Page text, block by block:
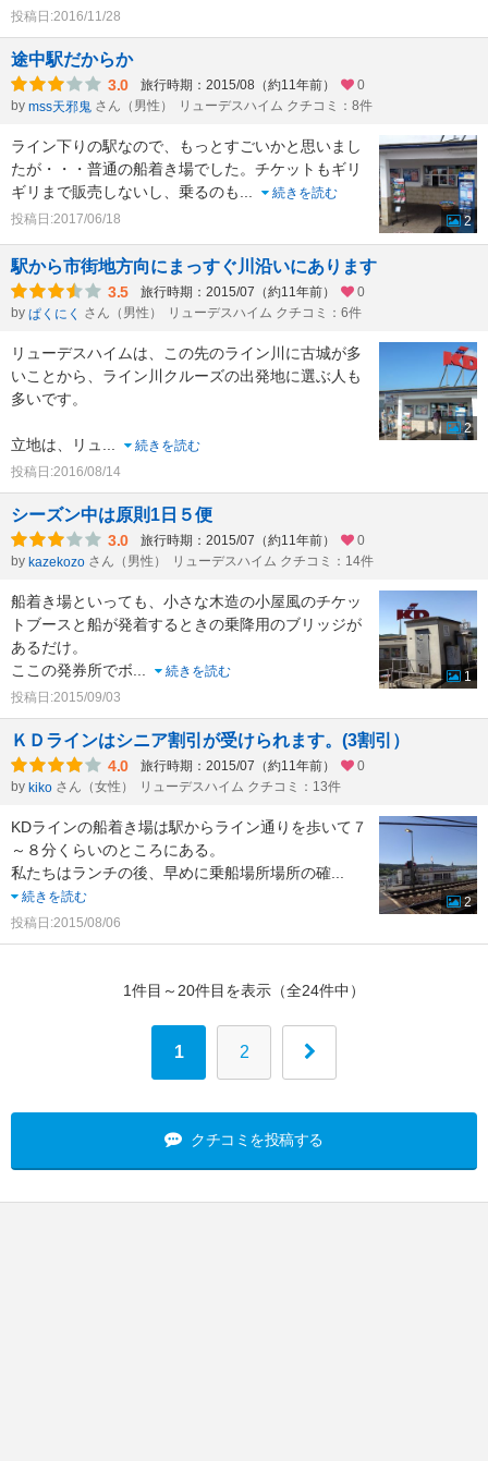
投稿日:2016/11/28
途中駅だからか
3.0 旅行時期：2015/08（約11年前）
0
by mss天邪鬼 さん（男性） リューデスハイム クチコミ：8件
ライン下りの駅なので、もっとすごいかと思いまし
たが・・・普通の船着き場でした。チケットもギリ
ギリまで販売しないし、乗るのも...
続きを読む
投稿日:2017/06/18
2
駅から市街地方向にまっすぐ川沿いにあります
3.5 旅行時期：2015/07（約11年前）
0
by ぱくにく さん（男性） リューデスハイム クチコミ：6件
リューデスハイムは、この先のライン川に古城が多
いことから、ライン川クルーズの出発地に選ぶ人も
多いです。
立地は、リュ...
続きを読む
投稿日:2016/08/14
2
シーズン中は原則1日５便
3.0 旅行時期：2015/07（約11年前）
0
by kazekozo さん（男性） リューデスハイム クチコミ：14件
船着き場といっても、小さな木造の小屋風のチケッ
トブースと船が発着するときの乗降用のブリッジが
あるだけ。
ここの発券所でボ...
続きを読む
投稿日:2015/09/03
1
ＫＤラインはシニア割引が受けられます。(3割引）
4.0 旅行時期：2015/07（約11年前）
0
by kiko さん（女性） リューデスハイム クチコミ：13件
KDラインの船着き場は駅からライン通りを歩いて７
～８分くらいのところにある。
私たちはランチの後、早めに乗船場所場所の確...
続きを読む
投稿日:2015/08/06
2
1件目～20件目を表示（全24件中）
1 2
クチコミを投稿する